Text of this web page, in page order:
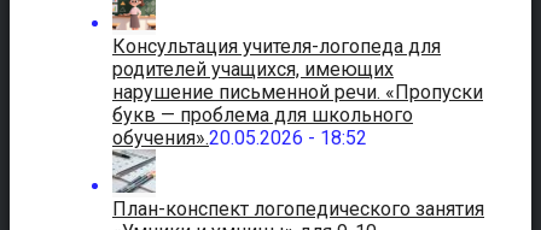
Консультация учителя-логопеда для
родителей учащихся, имеющих
нарушение письменной речи. «Пропуски
букв — проблема для школьного
обучения».20.05.2026 - 18:52
План-конспект логопедического занятия